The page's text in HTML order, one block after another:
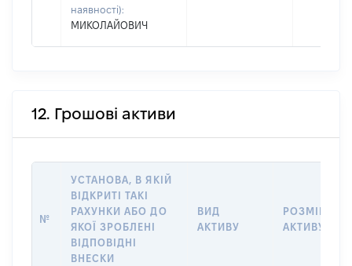
наявності):
МИКОЛАЙОВИЧ
12. Грошові активи
№
УСТАНОВА, В ЯКІЙ
ВІДКРИТІ ТАКІ
РАХУНКИ АБО ДО
ЯКОЇ ЗРОБЛЕНІ
ВІДПОВІДНІ
ВНЕСКИ
ВИД
АКТИВУ
РОЗМІР
АКТИВУ